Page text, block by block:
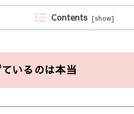
Contents [show]
いるのは本当